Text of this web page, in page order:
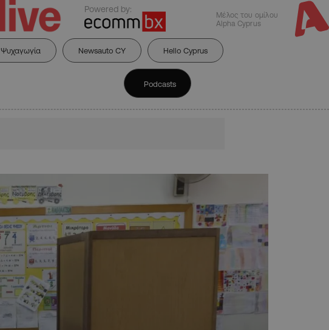
Powered by:
Μέλος του ομίλου
Alpha Cyprus
Ψυχαγωγία Newsauto CY Hello Cyprus
Podcasts